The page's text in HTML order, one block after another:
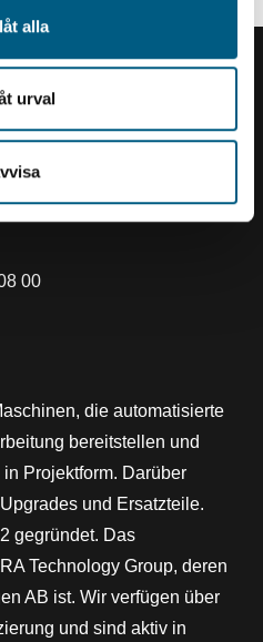
alla
urval
Renholmens logo
00
die automatisierte
bereitstellen und
Projektform. Darüber
und Ersatzteile.
gegründet. Das
Technology Group, deren
AB ist. Wir verfügen über
und sind aktiv in